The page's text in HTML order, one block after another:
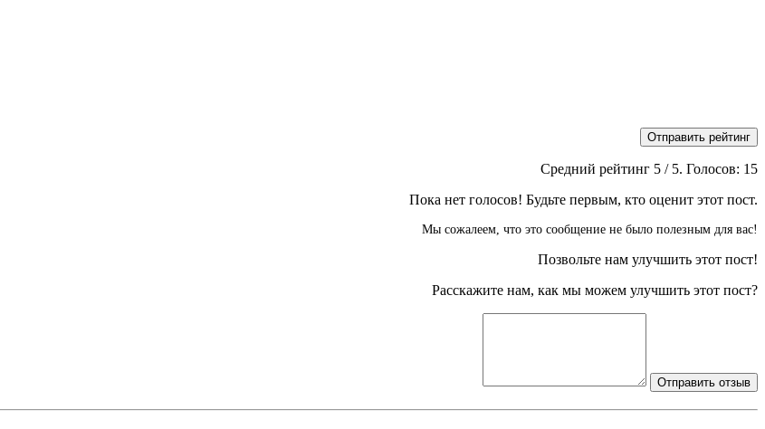
Отправить рейтинг
Средний рейтинг 5 / 5. Голосов: 15
Пока нет голосов! Будьте первым, кто оценит этот пост.
Мы сожалеем, что это сообщение не было полезным для вас!
Позвольте нам улучшить этот пост!
Расскажите нам, как мы можем улучшить этот пост?
Отправить отзыв